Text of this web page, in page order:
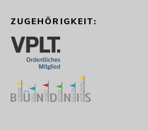
ZUGEHÖRIGKEIT: